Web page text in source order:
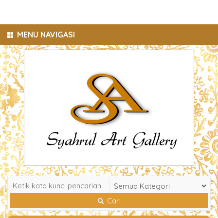
MENU NAVIGASI
Cari